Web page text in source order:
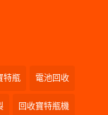
特瓶 電池回收
回收寶特瓶機